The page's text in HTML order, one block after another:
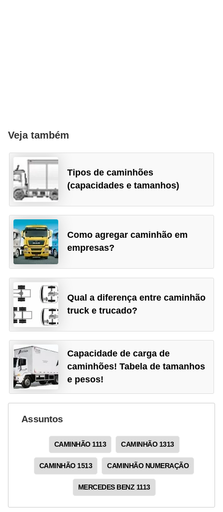
Veja também
Tipos de caminhões
(capacidades e tamanhos)
Como agregar caminhão em
empresas?
Qual a diferença entre caminhão
truck e trucado?
Capacidade de carga de
caminhões! Tabela de tamanhos
e pesos!
Assuntos
CAMINHÃO 1113 CAMINHÃO 1313
CAMINHÃO 1513 CAMINHÃO NUMERAÇÃO
MERCEDES BENZ 1113